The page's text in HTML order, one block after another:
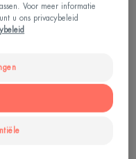
Voor meer informatie
u ons privacybeleid